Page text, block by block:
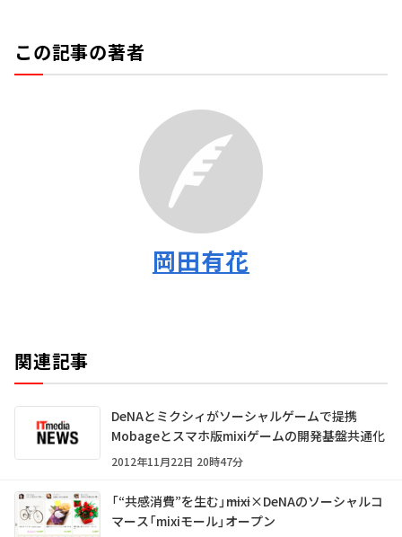
この記事の著者
岡田有花
関連記事
DeNAとミクシィがソーシャルゲームで提携
Mobageとスマホ版mixiゲームの開発基盤共通化
2012年11月22日 20時47分
「“共感消費”を生む」――mixi×DeNAのソーシャルコ
マース「mixiモール」オープン